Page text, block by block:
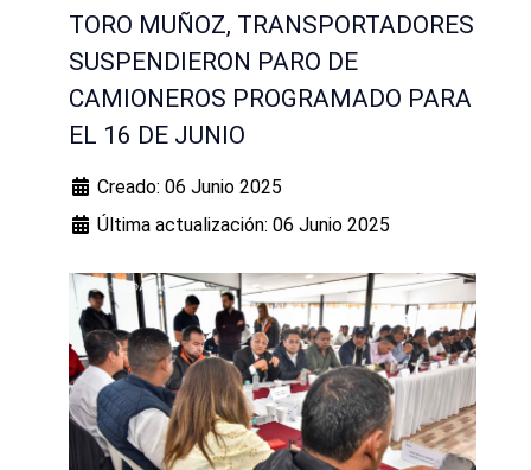
TORO MUÑOZ, TRANSPORTADORES
SUSPENDIERON PARO DE
CAMIONEROS PROGRAMADO PARA
EL 16 DE JUNIO
Creado: 06 Junio 2025
Última actualización: 06 Junio 2025